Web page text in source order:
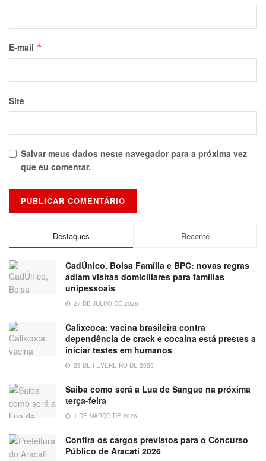
E-mail *
Site
Salvar meus dados neste navegador para a próxima vez
que eu comentar.
Destaques Recente
CadÚnico, Bolsa Família e BPC: novas regras
adiam visitas domiciliares para famílias
unipessoais
27 DE JULHO DE 2026
Calixcoca: vacina brasileira contra
dependência de crack e cocaína está prestes a
iniciar testes em humanos
23 DE FEVEREIRO DE 2026
Saiba como será a Lua de Sangue na próxima
terça-feira
1 DE MARÇO DE 2026
Confira os cargos previstos para o Concurso
Público de Aracati 2026